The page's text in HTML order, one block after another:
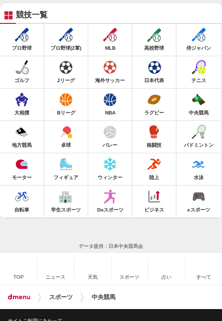
競技一覧
プロ野球 プロ野球(2軍) MLB 高校野球 侍ジャパン
ゴルフ Jリーグ 海外サッカー 日本代表 テニス
大相撲 Bリーグ NBA ラグビー 中央競馬
地方競馬 卓球 バレー 格闘技 バドミントン
モーター フィギュア ウィンター 陸上 水泳
自転車 学生スポーツ Doスポーツ ビジネス eスポーツ
データ提供：日本中央競馬会
TOP ニュース 天気 スポーツ 占い すべて
スポーツ 中央競馬